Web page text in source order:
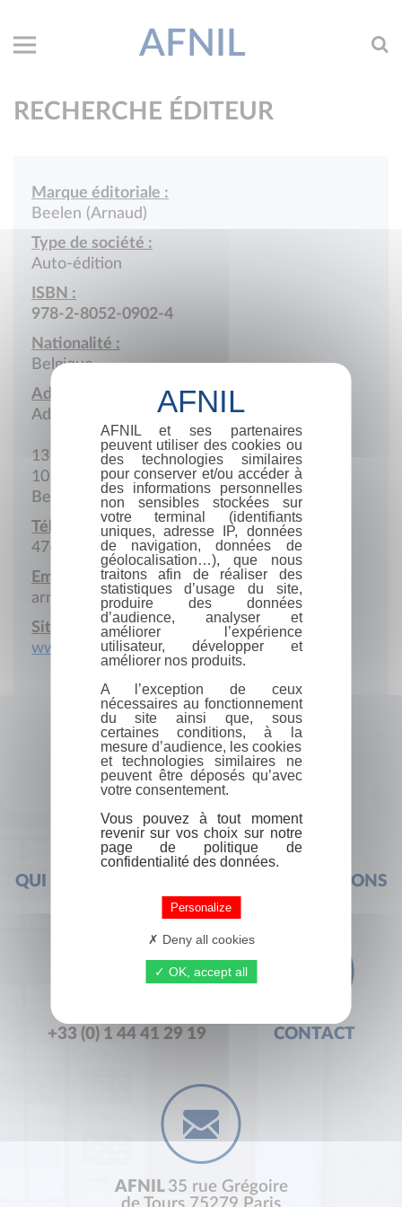
AFNIL
RECHERCHE ÉDITEUR
Marque éditoriale :
Beelen (Arnaud)
Type de société :
Auto-édition
ISBN :
978-2-8052-0902-4
Nationalité :
Belgique
Adresse :
Adresse postale
13 Avenue Louis-Lepoutre
1050 Bruxelles
Belgique
Téléphone portable :
476 635 815
Email :
arnaud@arnaudbeelen.be
Site Internet :
www.arnaudbeelen.be
QUI SOMMES-NOUS ? FOIRE AUX QUESTIONS
+33 (0) 1 44 41 29 19 CONTACT
AFNIL 35 rue Grégoire
AFNIL et ses partenaires
peuvent utiliser des cookies ou
des technologies similaires
pour conserver et/ou accéder à
des informations personnelles
non sensibles stockées sur
votre terminal (identifiants
uniques, adresse IP, données
de navigation, données de
géolocalisation…), que nous
traitons afin de réaliser des
statistiques d’usage du site,
produire des données
d’audience, analyser et
améliorer l’expérience
utilisateur, développer et
améliorer nos produits.
A l’exception de ceux
nécessaires au fonctionnement
du site ainsi que, sous
certaines conditions, à la
mesure d’audience, les cookies
et technologies similaires ne
peuvent être déposés qu’avec
votre consentement.
Vous pouvez à tout moment
revenir sur vos choix sur notre
page de politique de
confidentialité des données.
Personalize
Deny all cookies
OK, accept all